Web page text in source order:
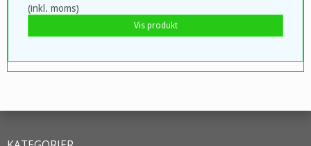
(inkl. moms)
Vis produkt